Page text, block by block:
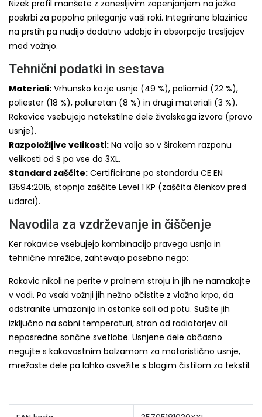
Nizek profil manšete z zanesljivim zapenjanjem na ježka
poskrbi za popolno prileganje vaši roki. Integrirane blazinice
na prstih pa nudijo dodatno udobje in absorpcijo tresljajev
med vožnjo.
Tehnični podatki in sestava
Materiali: Vrhunsko kozje usnje (49 %), poliamid (22 %),
poliester (18 %), poliuretan (8 %) in drugi materiali (3 %).
Rokavice vsebujejo netekstilne dele živalskega izvora (pravo
usnje).
Razpoložljive velikosti: Na voljo so v širokem razponu
velikosti od S pa vse do 3XL.
Standard zaščite: Certificirane po standardu CE EN
13594:2015, stopnja zaščite Level 1 KP (zaščita členkov pred
udarci).
Navodila za vzdrževanje in čiščenje
Ker rokavice vsebujejo kombinacijo pravega usnja in
tehnične mrežice, zahtevajo posebno nego:
Rokavic nikoli ne perite v pralnem stroju in jih ne namakajte
v vodi. Po vsaki vožnji jih nežno očistite z vlažno krpo, da
odstranite umazanijo in ostanke soli od potu. Sušite jih
izključno na sobni temperaturi, stran od radiatorjev ali
neposredne sončne svetlobe. Usnjene dele občasno
negujte s kakovostnim balzamom za motoristično usnje,
mrežaste dele pa lahko osvežite s blagim čistilom za tekstil.